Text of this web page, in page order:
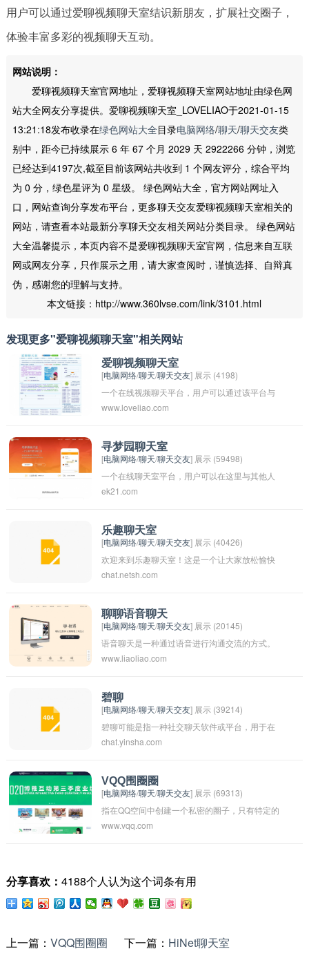
用户可以通过爱聊视频聊天室结识新朋友，扩展社交圈子，
体验丰富多彩的视频聊天互动。
网站说明：
爱聊视频聊天室官网地址，爱聊视频聊天室网站地址由绿色网
站大全网友分享提供。爱聊视频聊天室_LOVELIAO于2021-01-15
13:21:18发布收录在绿色网站大全目录电脑网络/聊天/聊天交友类
别中，距今已持续展示 6 年 67 个月 2029 天 2922266 分钟，浏览
已经达到4197次,截至目前该网站共收到 1 个网友评分，综合平均
为 0 分，绿色星评为 0 星级。 绿色网站大全，官方网站网址入
口，网站查询分享发布平台，更多聊天交友爱聊视频聊天室相关的
网站，请查看本站最新分享聊天交友相关网站分类目录。 绿色网站
大全温馨提示，本页内容不是爱聊视频聊天室官网，信息来自互联
网或网友分享，只作展示之用，请大家查阅时，谨慎选择、自辩真
伪，感谢您的理解与支持。
本文链接：http://www.360lvse.com/link/3101.html
发现更多"爱聊视频聊天室"相关网站
爱聊视频聊天室
[电脑网络/聊天/聊天交友] 展示 (4198)
一个在线视频聊天平台，用户可以通过该平台与
全球各地的用户实时进行视频通话和交流。用户
频通话，分享自己的生活和故事，也可以通过文
字聊天，发送表情和礼物。平台提供了安全的网
络环境和技术支持，确保用户的个人信息和通话
内容得到保护。用户可以通过爱聊视频聊天室结
聊天互动。
www.loveliao.com
寻梦园聊天室
[电脑网络/聊天/聊天交友] 展示 (59498)
一个在线聊天室平台，用户可以在这里与其他人
实时交流、分享信息和互动。在这个聊天室中，
经历，甚至找到潜在的合作伙伴。无论你是想寻
找灵感，还是简单地想放松一下，‘寻梦园聊天
室’都是一个理想的去处。你可以选择匿名聊天，
也可以注册成为会员，享受更多功能和特权。快
ek21.com
乐趣聊天室
[电脑网络/聊天/聊天交友] 展示 (40426)
欢迎来到乐趣聊天室！这是一个让大家放松愉快
地交流的地方，你可以分享你的趣事、心情，或
吧，让我们一起共享乐趣！
chat.netsh.com
聊聊语音聊天
[电脑网络/聊天/聊天交友] 展示 (20145)
语音聊天是一种通过语音进行沟通交流的方式。
通过语音聊天，可以更直接地传达情感和意图，
的发展，语音聊天已经成为人们日常生活中不可
或缺的一部分。人们可以通过各种社交应用或软
件进行语音聊天，不受时间和地点的限制，随时
随地和朋友、家人、同事等进行交流。 语音聊天
议、远程教学、语音导航等各种场景。它极大地
方便了人们的生活和工作，提高了交流效率和成
效。当然，语音聊天也存在一些问题，比如隐私
安全、通话质量等方面的难题，需要不断改进和
极的影响。希望大家能够充分利用语音聊天的优
势，更好地进行交流和互动。
www.liaoliao.com
碧聊
[电脑网络/聊天/聊天交友] 展示 (39214)
碧聊可能是指一种社交聊天软件或平台，用于在
线交流和互动。这种软件通常提供文字、图片、
或陌生人进行沟通和交流。该词可能是网络流行
语或商业品牌名称。
chat.yinsha.com
VQQ围圈圈
[电脑网络/聊天/聊天交友] 展示 (69313)
指在QQ空间中创建一个私密的圈子，只有特定的
好友才能进入并查看圈子内的内容。圈子可以用
www.vqq.com
分享喜欢： 4188个人认为这个词条有用
上一篇： VQQ围圈圈 下一篇： HiNet聊天室